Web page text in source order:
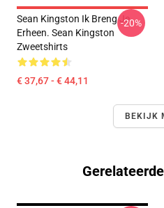
Sean Kingston Ik Breng Je
Erheen. Sean Kingston
Zweetshirts
€ 37,67 - € 44,11
-20%
BEKIJK